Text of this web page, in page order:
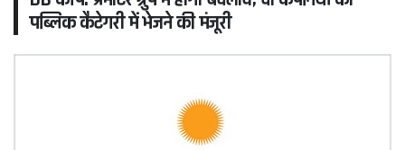
पब्लिक कैटेगरी में भेजने की मंजूरी